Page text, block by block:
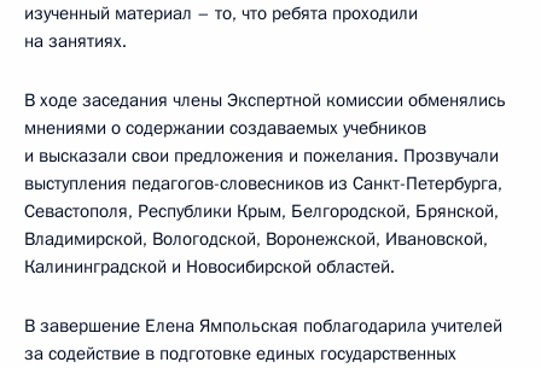
изученный материал – то, что ребята проходили
на занятиях.
В ходе заседания члены Экспертной комиссии обменялись
мнениями о содержании создаваемых учебников
и высказали свои предложения и пожелания. Прозвучали
выступления педагогов-словесников из Санкт-Петербурга,
Севастополя, Республики Крым, Белгородской, Брянской,
Владимирской, Вологодской, Воронежской, Ивановской,
Калининградской и Новосибирской областей.
В завершение Елена Ямпольская поблагодарила учителей
за содействие в подготовке единых государственных